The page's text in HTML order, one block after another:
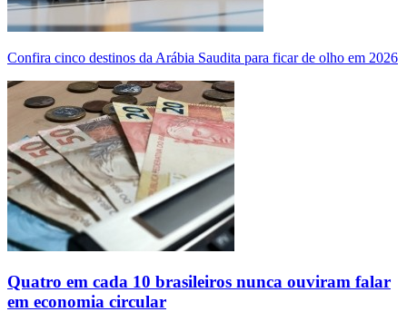
Confira cinco destinos da Arábia Saudita para ficar de olho em 2026
Quatro em cada 10 brasileiros nunca ouviram falar
em economia circular